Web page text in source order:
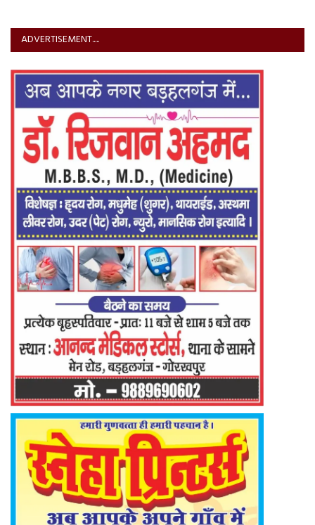
ADVERTISEMENT.....